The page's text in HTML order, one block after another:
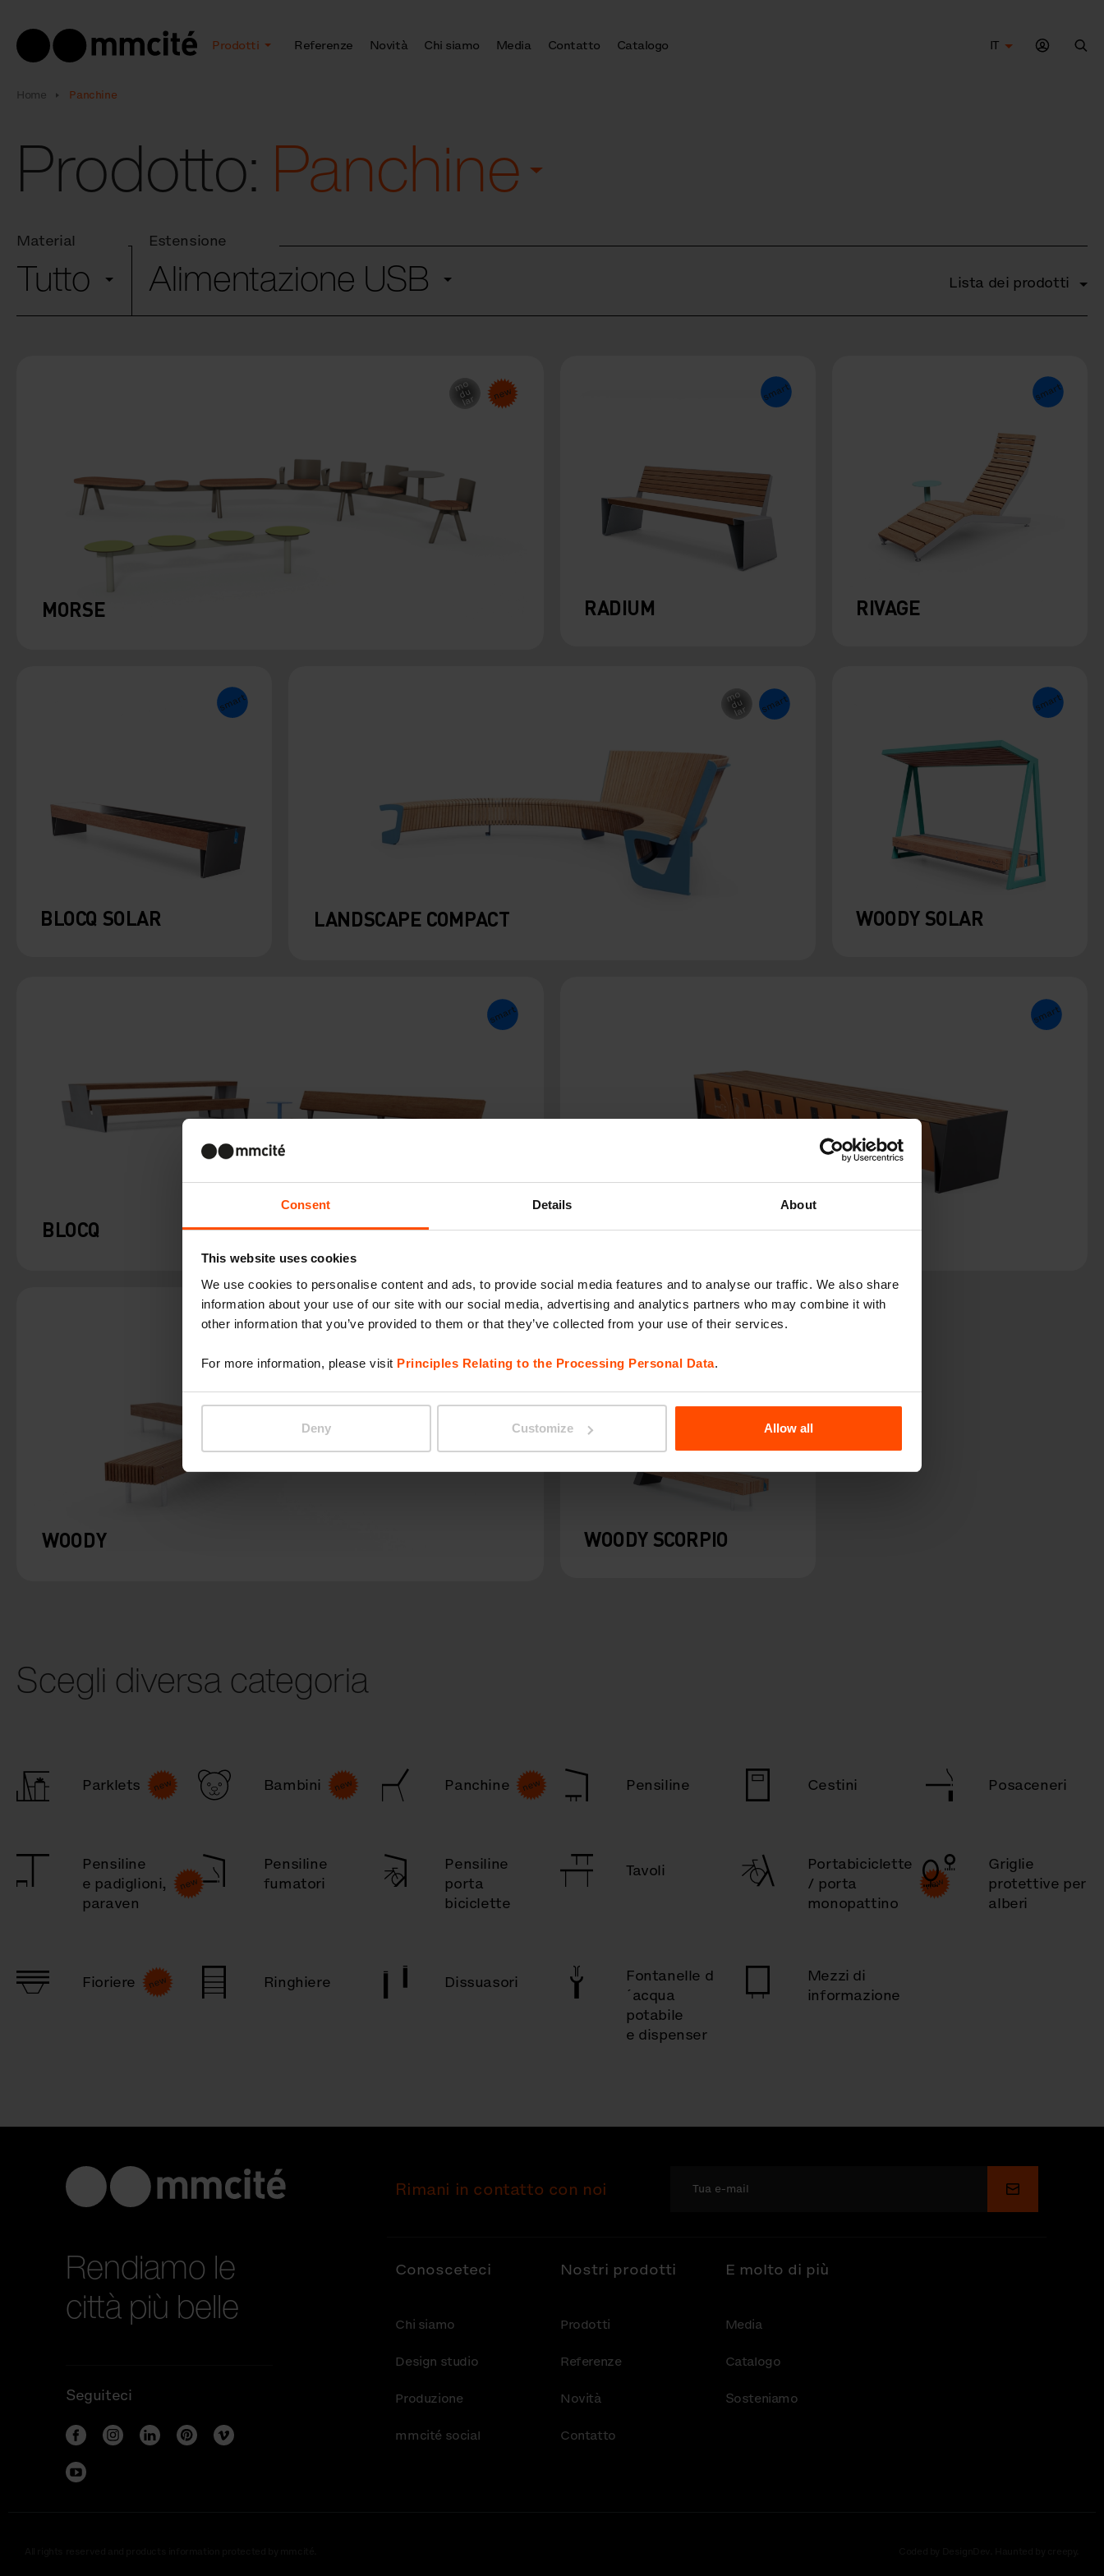
Consent Details About
This website uses cookies
We use cookies to personalise content and ads, to provide social media features and to analyse our traffic. We also share
information about your use of our site with our social media, advertising and analytics partners who may combine it with
other information that you’ve provided to them or that they’ve collected from your use of their services.
For more information, please visit Principles Relating to the Processing Personal Data.
Deny Customize Allow all
Prodotti Referenze Novità Chi siamo Media Contatto Catalogo
IT
Home Panchine
Prodotto: Panchine
Material
Tutto
Estensione
Alimentazione USB Lista dei prodotti
MORSE RADIUM RIVAGE
BLOCQ SOLAR LANDSCAPE COMPACT
BLOCQ EBLOCQ
WOODY SOLAR
WOODY WOODY SCORPIO
Scegli diversa categoria
Parklets Bambini Panchine Pensiline Cestini Posaceneri
Pensiline
e padiglioni,
paraven
Pensiline
fumatori
Pensiline
porta
biciclette
Tavoli
Portabiciclette
/ porta
monopattino
Griglie
protettive per
alberi
Fioriere Ringhiere Dissuasori
Fontanelle d
´acqua
potabile
e dispenser
Mezzi di
informazione
Rendiamo le
città più belle
Seguiteci
Rimani in contatto con noi Invia
Conosceteci
Chi siamo
Design studio
Produzione
mmcité social
Nostri prodotti
Prodotti
Referenze
Novità
Contatto
E molto di più
Media
Catalogo
Sosteniamo